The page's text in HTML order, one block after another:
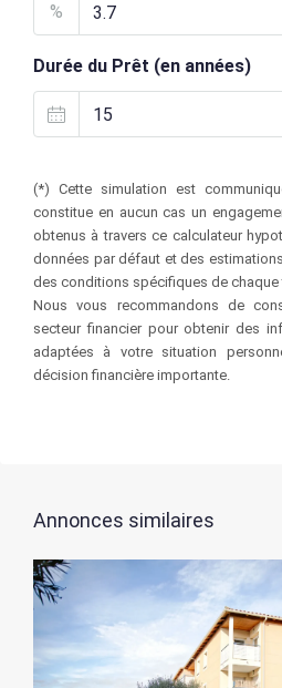
%
Durée du Prêt (en années)
(*) Cette simulation est
constitue en aucun cas un
obtenus à travers ce calculateur
données par défaut et des
des conditions spécifiques de
Nous vous recommandons de
secteur financier pour obtenir des
adaptées à votre situation
décision financière importante.
Annonces similaires